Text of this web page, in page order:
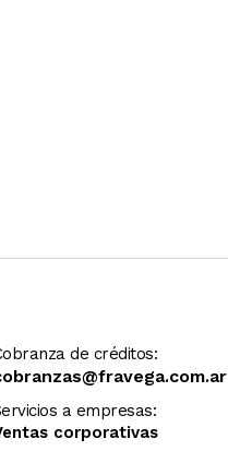
de créditos:
a empresas:
corporativas